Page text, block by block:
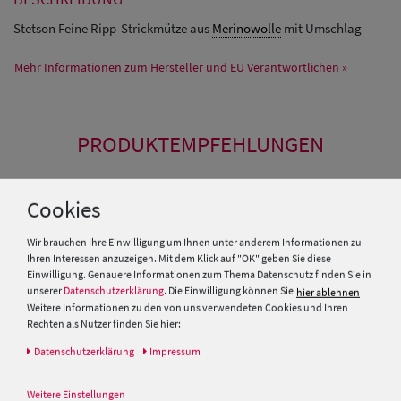
Stetson Feine Ripp-Strickmütze aus Merinowolle mit Umschlag
Mehr Informationen zum Hersteller und EU Verantwortlichen »
PRODUKTEMPFEHLUNGEN
Cookies
Wir brauchen Ihre Einwilligung um Ihnen unter anderem Informationen zu
Ihren Interessen anzuzeigen. Mit dem Klick auf "OK" geben Sie diese
Einwilligung. Genauere Informationen zum Thema Datenschutz finden Sie in
unserer Datenschutzerklärung. Die Einwilligung können Sie hier ablehnen
Weitere Informationen zu den von uns verwendeten Cookies und Ihren
Rechten als Nutzer finden Sie hier:
Daten­schutz­erklärung Impressum
Weitere Einstellungen